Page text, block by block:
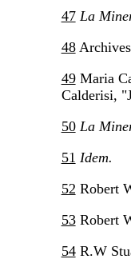
47 La
48Archives
49Maria
Calderisi,
50 La
51 Idem.
52 Robert
53Robert
54R.W